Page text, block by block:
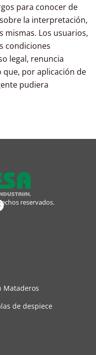
para conocer de
la interpretación,
mismas. Los usuarios,
condiciones
legal, renuncia
por aplicación de
pudiera
reservados.
Mataderos
de despiece